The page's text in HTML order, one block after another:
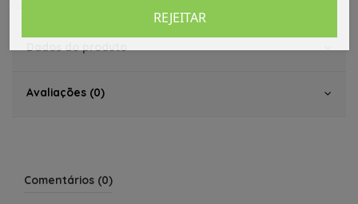
Avaliações (0)
Comentários (0)
REJEITAR